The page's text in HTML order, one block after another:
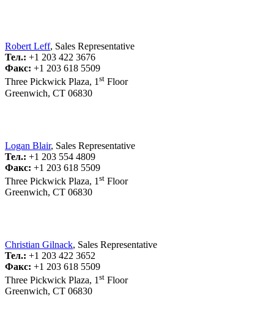
Robert Leff, Sales Representative
Тел.: +1 203 422 3676
Факс: +1 203 618 5509
Three Pickwick Plaza, 1st Floor
Greenwich, CT 06830
Logan Blair, Sales Representative
Тел.: +1 203 554 4809
Факс: +1 203 618 5509
Three Pickwick Plaza, 1 st Floor
Greenwich, CT 06830
Christian Gilnack, Sales Representative
Тел.: +1 203 422 3652
Факс: +1 203 618 5509
Three Pickwick Plaza, 1 st Floor
Greenwich, CT 06830